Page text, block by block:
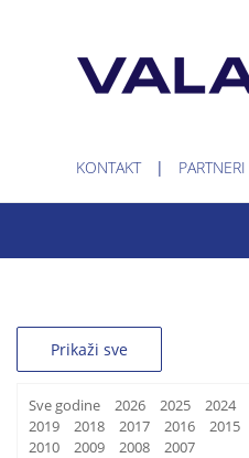
KONTAKT PARTNERI
Prikaži sve
Sve godine 2026 2025 2024
2019
2018 2017 2016 2015
2010
2009 2008 2007